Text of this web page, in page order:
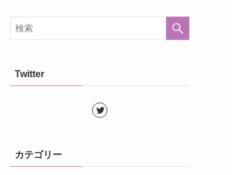
Twitter
カテゴリー